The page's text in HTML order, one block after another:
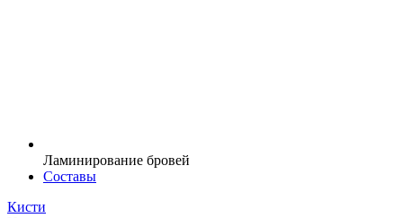
Ламинирование бровей
Составы
Кисти